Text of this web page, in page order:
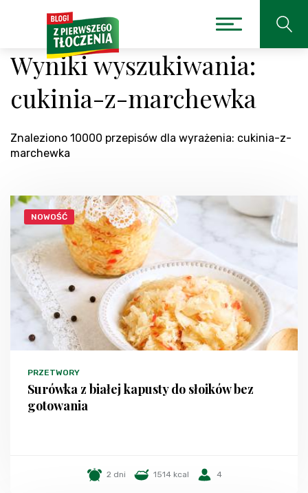
Wyniki wyszukiwania:
cukinia-z-marchewka
Znaleziono 10000 przepisów dla wyrażenia: cukinia-z-
marchewka
NOWOŚĆ
PRZETWORY
Surówka z białej kapusty do słoików bez
gotowania
2 dni 1514 kcal 4